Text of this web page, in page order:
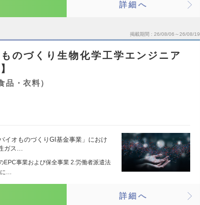
詳細へ
掲載期間 26/08/06～26/08/19
のづくり生物化学工学エンジニア
品・衣料）
イオものづくりGI基金事業」におけ
ガス…
EPC事業および保全事業 2.労働者派遣法
に…
詳細へ